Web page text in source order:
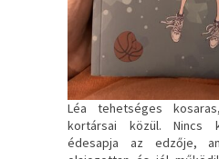
Léa tehetséges
kortársai közül. Nincs
édesapja az edzője,